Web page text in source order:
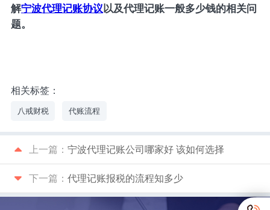
解宁波代理记账协议以及代理记账一般多少钱的相关问
题。
相关标签：
八戒财税 代账流程
上一篇： 宁波代理记账公司哪家好 该如何选择
下一篇： 代理记账报税的流程知多少